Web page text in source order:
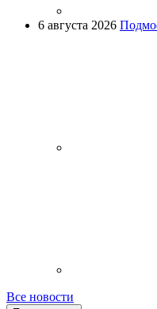
6 августа 2026
Все новости